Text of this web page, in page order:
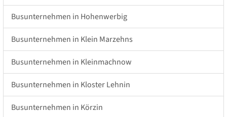
Busunternehmen in Hohenwerbig
Busunternehmen in Klein Marzehns
Busunternehmen in Kleinmachnow
Busunternehmen in Kloster Lehnin
Busunternehmen in Körzin